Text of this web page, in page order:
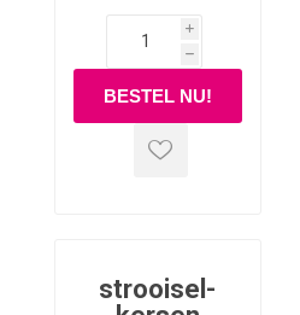
i
h
strooisel-